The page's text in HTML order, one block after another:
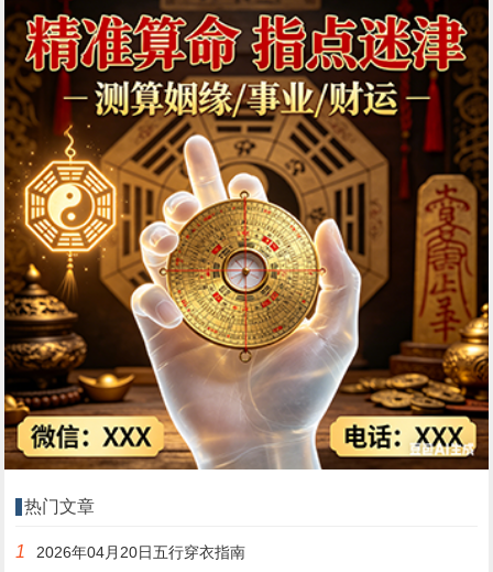
热门文章
1 2026年04月20日五行穿衣指南